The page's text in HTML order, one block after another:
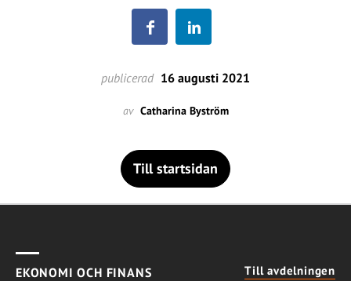
publicerad 16 augusti 2021
av Catharina Byström
Till startsidan
EKONOMI OCH FINANS Till avdelningen